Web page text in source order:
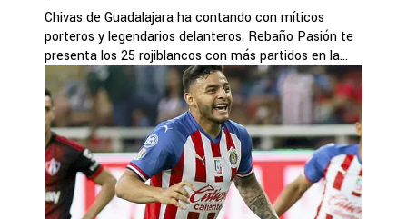
Chivas de Guadalajara ha contando con míticos
porteros y legendarios delanteros. Rebaño Pasión te
presenta los 25 rojiblancos con más partidos en la...